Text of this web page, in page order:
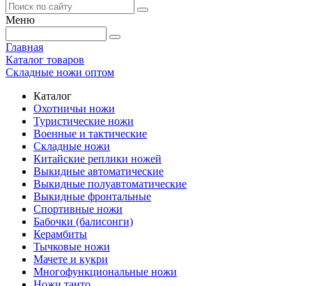
Меню
Главная
Каталог товаров
Складные ножи оптом
Каталог
Охотничьи ножи
Туристические ножи
Военные и тактические
Складные ножи
Китайские реплики ножей
Выкидные автоматические
Выкидные полуавтоматические
Выкидные фронтальные
Спортивные ножи
Бабочки (балисонги)
Керамбиты
Тычковые ножи
Мачете и кукри
Многофункциональные ножи